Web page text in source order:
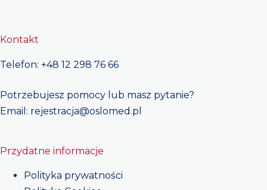
Kontakt
Telefon: +48 12 298 76 66
Potrzebujesz pomocy lub masz pytanie?
Email: rejestracja@oslomed.pl
Przydatne informacje
Polityka prywatności